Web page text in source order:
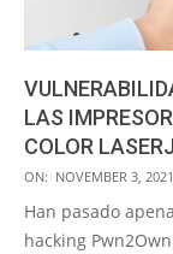
LAS
COLOR
2021-
11-
03
ON: NOVEMBER 3, 2021
Han pasado
hacking